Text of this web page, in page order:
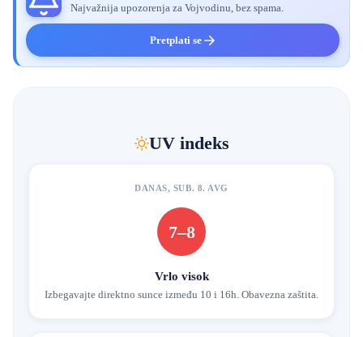
Najvažnija upozorenja za Vojvodinu, bez spama.
Pretplati se
UV indeks
DANAS, SUB. 8. AVG
7–8
Vrlo visok
Izbegavajte direktno sunce između 10 i 16h. Obavezna zaštita.